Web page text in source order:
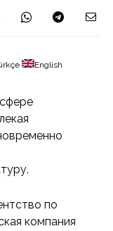
English
по
компания